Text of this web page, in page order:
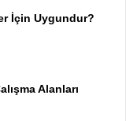
İçin Uygundur?
Alanları